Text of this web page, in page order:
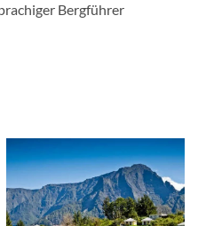
Bergführer